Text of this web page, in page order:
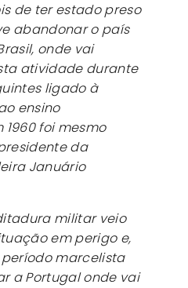
de ter estado preso
abandonar o país
onde vai
atividade durante
ligado à
ensino
1960 foi mesmo
da
Januário
militar veio
em perigo e,
marcelista
a Portugal onde vai